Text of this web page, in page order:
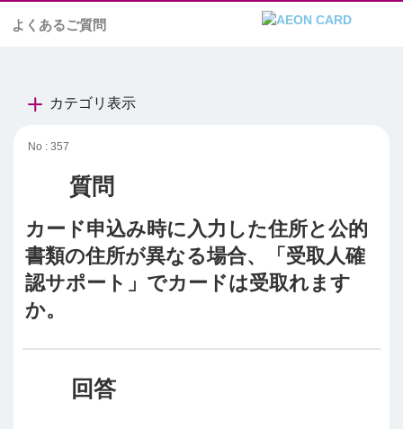
よくあるご質問
カテゴリ表示
No : 357
カード申込み時に入力した住所と公的
書類の住所が異なる場合、「受取人確
認サポート」でカードは受取れます
か。